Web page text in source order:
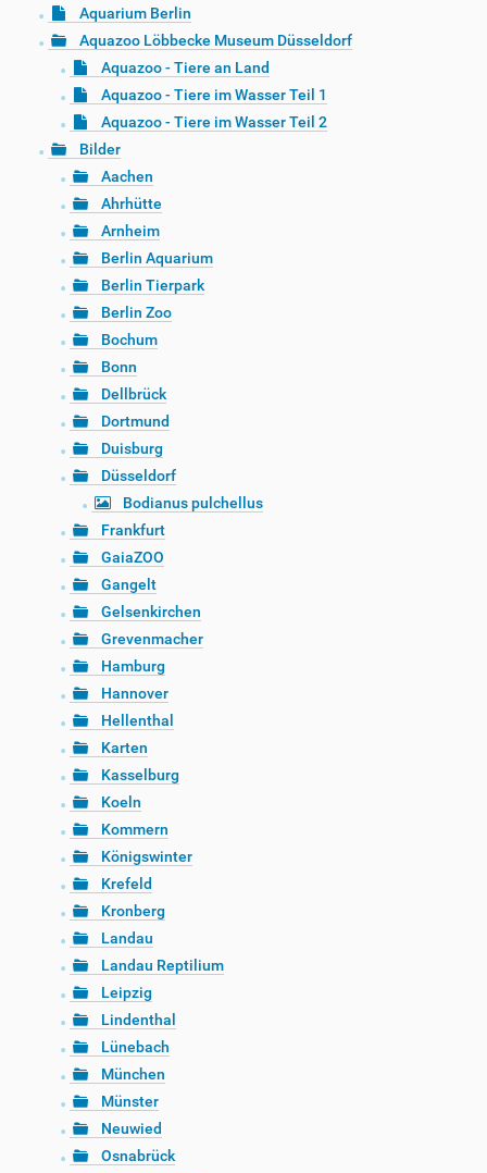
Aquarium Berlin
Aquazoo Löbbecke Museum Düsseldorf
Aquazoo - Tiere an Land
Aquazoo - Tiere im Wasser Teil 1
Aquazoo - Tiere im Wasser Teil 2
Bilder
Aachen
Ahrhütte
Arnheim
Berlin Aquarium
Berlin Tierpark
Berlin Zoo
Bochum
Bonn
Dellbrück
Dortmund
Duisburg
Düsseldorf
Bodianus pulchellus
Frankfurt
GaiaZOO
Gangelt
Gelsenkirchen
Grevenmacher
Hamburg
Hannover
Hellenthal
Karten
Kasselburg
Koeln
Kommern
Königswinter
Krefeld
Kronberg
Landau
Landau Reptilium
Leipzig
Lindenthal
Lünebach
München
Münster
Neuwied
Osnabrück